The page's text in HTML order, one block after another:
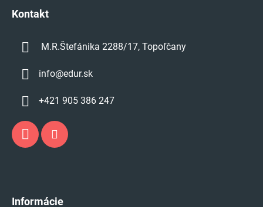
Kontakt
M.R.Štefánika 2288/17, Topoľčany
info@edur.sk
+421 905 386 247
Informácie